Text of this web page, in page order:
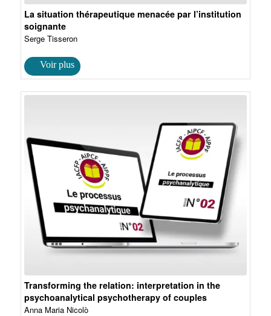
La situation thérapeutique menacée par l’institution
soignante
Serge Tisseron
Transforming the relation: interpretation in the
psychoanalytical psychotherapy of couples
Anna Maria Nicolò